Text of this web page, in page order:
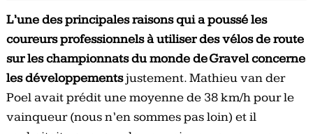
L’une des principales raisons qui a poussé les
coureurs professionnels à utiliser des vélos de route
sur les championnats du monde de Gravel concerne
les développementsjustement. Mathieu van der
Poel avait prédit une moyenne de 38 km/h pour le
vainqueur (nous n’en sommes pas loin) et il